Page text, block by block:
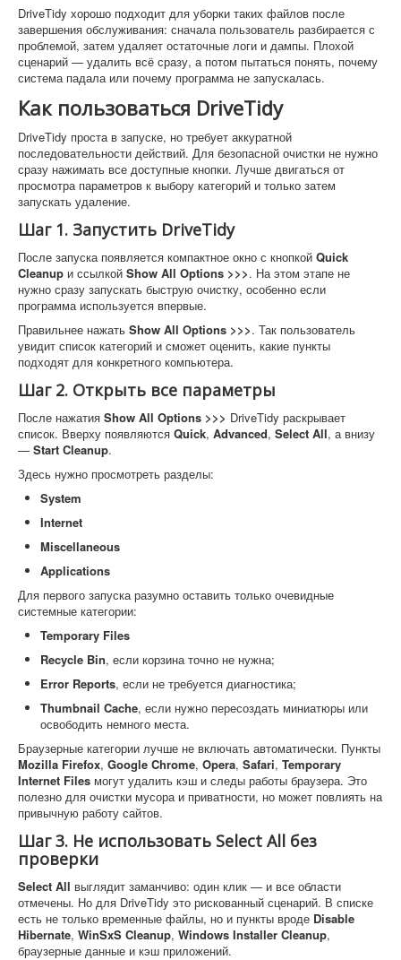
DriveTidy хорошо подходит для уборки таких файлов после
завершения обслуживания: сначала пользователь разбирается с
проблемой, затем удаляет остаточные логи и дампы. Плохой
сценарий — удалить всё сразу, а потом пытаться понять, почему
система падала или почему программа не запускалась.
Как пользоваться DriveTidy
DriveTidy проста в запуске, но требует аккуратной
последовательности действий. Для безопасной очистки не нужно
сразу нажимать все доступные кнопки. Лучше двигаться от
просмотра параметров к выбору категорий и только затем
запускать удаление.
Шаг 1. Запустить DriveTidy
После запуска появляется компактное окно с кнопкой Quick
Cleanup и ссылкой Show All Options >>>. На этом этапе не
нужно сразу запускать быструю очистку, особенно если
программа используется впервые.
Правильнее нажать Show All Options >>>. Так пользователь
увидит список категорий и сможет оценить, какие пункты
подходят для конкретного компьютера.
Шаг 2. Открыть все параметры
После нажатия Show All Options >>> DriveTidy раскрывает
список. Вверху появляются Quick, Advanced, Select All, а внизу
— Start Cleanup.
Здесь нужно просмотреть разделы:
System
Internet
Miscellaneous
Applications
Для первого запуска разумно оставить только очевидные
системные категории:
Temporary Files
Recycle Bin, если корзина точно не нужна;
Error Reports, если не требуется диагностика;
Thumbnail Cache, если нужно пересоздать миниатюры или
освободить немного места.
Браузерные категории лучше не включать автоматически. Пункты
Mozilla Firefox, Google Chrome, Opera, Safari, Temporary
Internet Files могут удалить кэш и следы работы браузера. Это
полезно для очистки мусора и приватности, но может повлиять на
привычную работу сайтов.
Шаг 3. Не использовать Select All без
проверки
Select All выглядит заманчиво: один клик — и все области
отмечены. Но для DriveTidy это рискованный сценарий. В списке
есть не только временные файлы, но и пункты вроде Disable
Hibernate, WinSxS Cleanup, Windows Installer Cleanup,
браузерные данные и кэш приложений.